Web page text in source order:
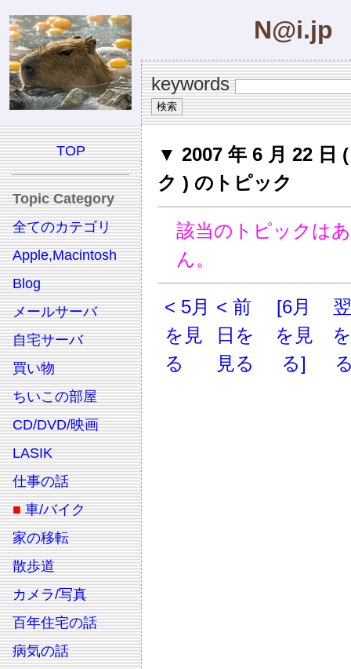
N@i.jp
keywords
TOP
Topic Category
全てのカテゴリ
Apple,Macintosh
Blog
メールサーバ
自宅サーバ
買い物
ちいこの部屋
CD/DVD/映画
LASIK
仕事の話
■ 車/バイク
家の移転
散歩道
カメラ/写真
百年住宅の話
病気の話
▼ 2007 年 6 月 22 日
ク ) のトピック
該当のトピックは
ん。
< 5月
を見
る
< 前
日を
見る
[6月
を見
る]